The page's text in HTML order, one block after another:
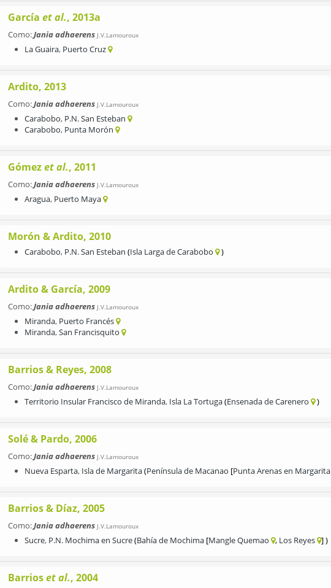
García et al., 2013a
Como:Jania adhaerens J.V.Lamouroux
La Guaira, Puerto Cruz
Ardito, 2013
Como:Jania adhaerens J.V.Lamouroux
Carabobo, P.N. San Esteban
Carabobo, Punta Morón
Gómezet al., 2011
Como:Jania adhaerens J.V.Lamouroux
Aragua, Puerto Maya
Morón & Ardito, 2010
Carabobo, P.N. San Esteban Isla Larga de Carabobo
Ardito & García, 2009
Como:Jania adhaerens J.V.Lamouroux
Miranda, Puerto Francés
Miranda,San Francisquito
Barrios & Reyes, 2008
Como:Jania adhaerens J.V.Lamouroux
Territorio Insular Francisco de Miranda, Isla La Tortuga Ensenada de Carenero
Solé & Pardo, 2006
Como:Jania adhaerens J.V.Lamouroux
Nueva Esparta, Isla de Margarita Península de Macanao Punta Arenas en Margarita
Barrios & Díaz, 2005
Como:Jania adhaerens J.V.Lamouroux
Sucre, P.N. Mochima en Sucre Bahía de Mochima Mangle Quemao Los Reyes
Barrioset al., 2004